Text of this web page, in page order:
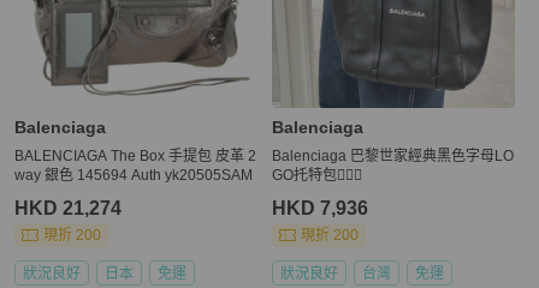
Balenciaga
BALENCIAGA The Box 手提包 皮革 2
way 銀色 145694 Auth yk20505SAM
HKD 21,274
現折 200
狀況良好 日本 免運
Balenciaga
Balenciaga 巴黎世家經典黑色字母LO
GO托特包🦹🏼‍♀️
HKD 7,936
現折 200
狀況良好 台灣 免運